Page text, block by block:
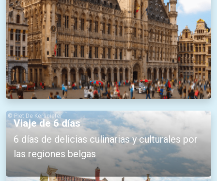
Viaje de 6 días
6 días de delicias culinarias y culturales por
las regiones belgas
© Piet De Kersgieter